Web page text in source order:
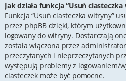
Jak działa funkcja “Usuń
Funkcja “Usuń ciasteczka witryny”
przez phpBB dzięki, którym
logowany do witryny. Dostarczają
została włączona przez
przeczytanych i nieprzeczytanych
występują problemy z logowaniem/
ciasteczek może być pomocne.